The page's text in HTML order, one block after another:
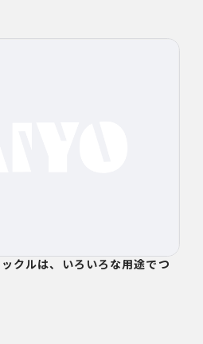
クルは、いろいろな用途でつ